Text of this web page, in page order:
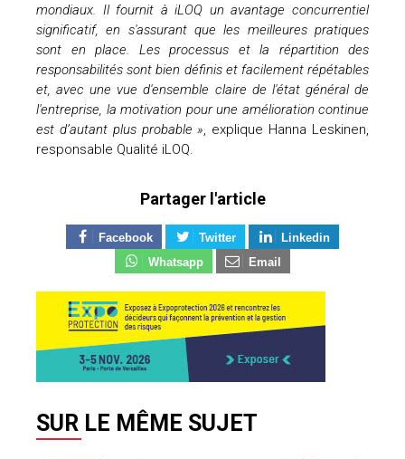
mondiaux. Il fournit à iLOQ un avantage concurrentiel
significatif, en s'assurant que les meilleures pratiques
sont en place. Les processus et la répartition des
responsabilités sont bien définis et facilement répétables
et, avec une vue d'ensemble claire de l'état général de
l'entreprise, la motivation pour une amélioration continue
est d’autant plus probable », explique Hanna Leskinen,
responsable Qualité iLOQ.
Partager l'article
Facebook Twitter
Linkedin
Whatsapp
Email
SUR LE MÊME SUJET